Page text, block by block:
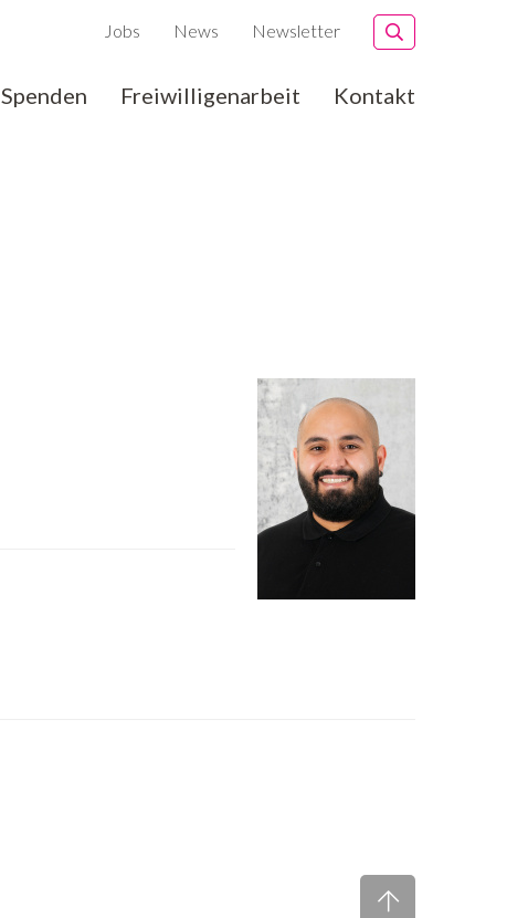
Jobs News Newsletter
Spenden Freiwilligenarbeit Kontakt